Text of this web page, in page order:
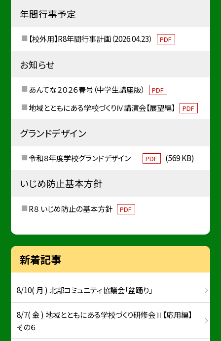
年間行事予定
【校外用】R8年間行事計画（2026.04.23） PDF
お知らせ
あんてな２０２６春号（中学生講座版） PDF
地域とともにある学校づくりⅣ講演会【展望編】 PDF
グランドデザイン
令和８年度学校グランドデザイン PDF (569 KB)
いじめ防止基本方針
R８ いじめ防止の基本方針 PDF
新着記事
8/10( 月 ) 北部コミュニティ協議会「盆踊り」
8/7( 金 ) 地域とともにある学校づくり研修会Ⅱ【応用編】
その６